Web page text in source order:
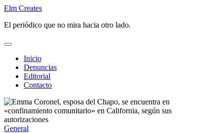
Saltar
contenido
Elm Creates
El periódico que no mira hacia otro lado.
Inicio
Denuncias
Editorial
Contacto
Publicado
General